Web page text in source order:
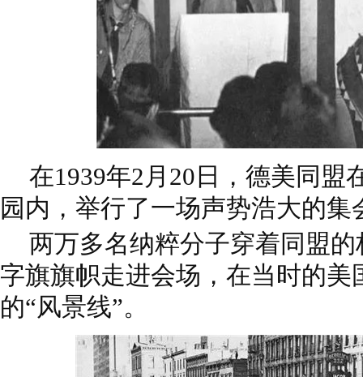
在1939年2月20日，德美同盟
园内，举行了一场声势浩大的集
两万多名纳粹分子穿着同盟
字旗旗帜走进会场，在当时的
的“风景线”。